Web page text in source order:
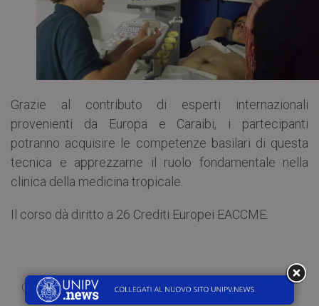
Grazie al contributo di esperti internazionali
provenienti da Europa e Caraibi, i partecipanti
potranno acquisire le competenze basilari di questa
tecnica e apprezzarne il ruolo fondamentale nella
clinica della medicina tropicale.
Il corso dà diritto a 26 Crediti Europei EACCME.
Cerca